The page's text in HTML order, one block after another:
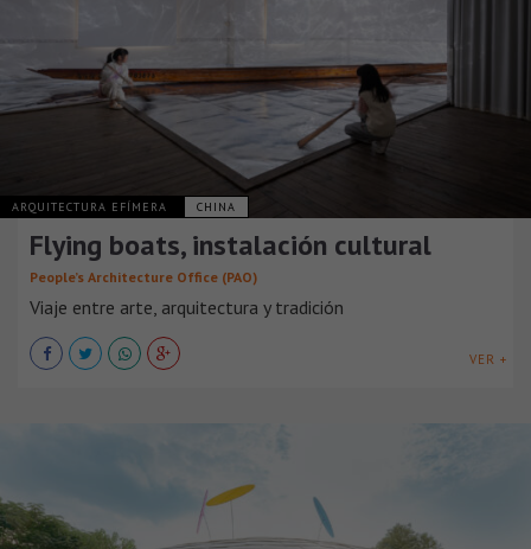
ARQUITECTURA EFÍMERA CHINA
Flying boats, instalación cultural
People’s Architecture Office (PAO)
Viaje entre arte, arquitectura y tradición
VER +